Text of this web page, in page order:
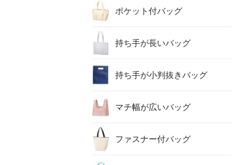
ポケット付バッグ
持ち手が長いバッグ
持ち手が小判抜きバッグ
マチ幅が広いバッグ
ファスナー付バッグ